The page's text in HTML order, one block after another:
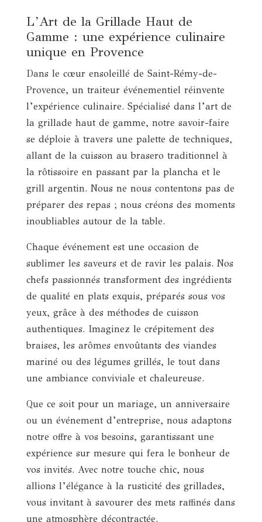
L’Art de la Grillade Haut de
Gamme : une expérience culinaire
unique en Provence
Dans le cœur ensoleillé de Saint-Rémy-de-
Provence, un traiteur événementiel réinvente
l’expérience culinaire. Spécialisé dans l’art de
la grillade haut de gamme, notre savoir-faire
se déploie à travers une palette de techniques,
allant de la cuisson au brasero traditionnel à
la rôtissoire en passant par la plancha et le
grill argentin. Nous ne nous contentons pas de
préparer des repas ; nous créons des moments
inoubliables autour de la table.
Chaque événement est une occasion de
sublimer les saveurs et de ravir les palais. Nos
chefs passionnés transforment des ingrédients
de qualité en plats exquis, préparés sous vos
yeux, grâce à des méthodes de cuisson
authentiques. Imaginez le crépitement des
braises, les arômes envoûtants des viandes
mariné ou des légumes grillés, le tout dans
une ambiance conviviale et chaleureuse.
Que ce soit pour un mariage, un anniversaire
ou un événement d’entreprise, nous adaptons
notre offre à vos besoins, garantissant une
expérience sur mesure qui fera le bonheur de
vos invités. Avec notre touche chic, nous
allions l’élégance à la rusticité des grillades,
vous invitant à savourer des mets raffinés dans
une atmosphère décontractée.